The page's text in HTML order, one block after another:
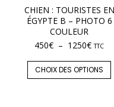
CHIEN : TOURISTES EN
ÉGYPTE B – PHOTO 6
COULEUR
450€ – 1250€ TTC
CHOIX DES OPTIONS